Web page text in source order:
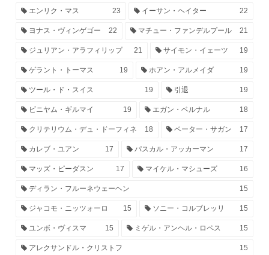
エンリク・マス 23 イーサン・ヘイター 22
ヨナス・ヴィンゲゴー 22 マチュー・ファンデルプール 21
ジュリアン・アラフィリップ 21 サイモン・イェーツ 19
ゲラント・トーマス 19 ホアン・アルメイダ 19
ツール・ド・スイス 19 引退 19
ビニヤム・ギルマイ 19 エガン・ベルナル 18
クリテリウム・デュ・ドーフィネ 18 ペーター・サガン 17
カレブ・ユアン 17 パスカル・アッカーマン 17
マッズ・ピーダスン 17 マイケル・マシューズ 16
ディラン・フルーネウェーヘン 15
ジャコモ・ニッツォーロ 15 ソニー・コルブレッリ 15
ユンボ・ヴィスマ 15 ミゲル・アンヘル・ロペス 15
アレクサンドル・クリストフ 15